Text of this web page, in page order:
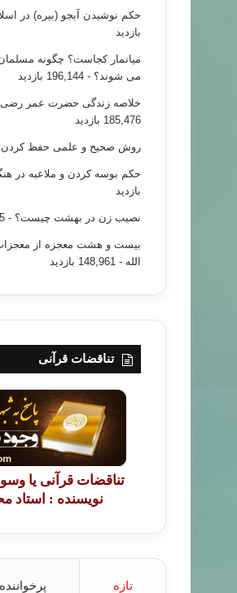
حکم نوشیدن آبجو (بیره) در
بازدید
میانمار کجاست؟ چگونه
می شوند؟ - 196,144 بازدید
خلاصه زندگی حضرت عمر رضی
185,476 بازدید
روش صحیح و علمی حفظ کردن
حکم بوسه کردن و ملاعبه در
بازدید
نصیب زن در بهشت چیست؟ - 152,965 بازدید
بیست و هشت معجزه از
الله - 148,961 بازدید
تناقضات قرآنی
تناقضات قرآنی یا
نویسنده : استاد
تازه پرخواننده